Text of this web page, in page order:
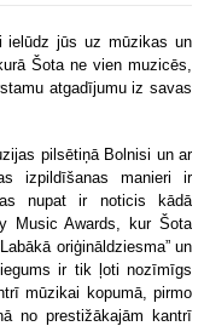
ielūdz jūs uz mūzikas un
Šota ne vien muzicēs,
atgadījumu iz savas
pilsētiņā Bolnisi un ar
izpildīšanas manieri ir
nupat ir noticis kādā
Music Awards, kur Šota
oriģināldziesma” un
ir tik ļoti nozīmīgs
mūzikai kopumā, pirmo
no prestižākajām kantrī